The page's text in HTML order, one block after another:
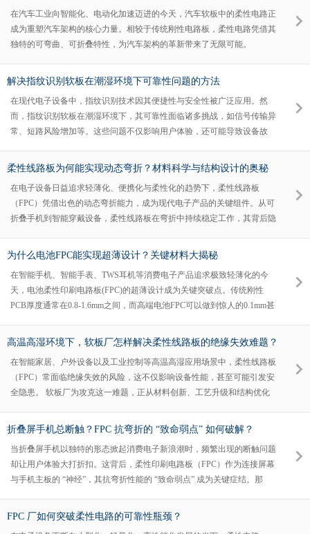
在汽车工业向智能化、电动化加速迈进的今天，汽车软板中的柔性电路正
成为重塑汽车架构的核心力量。相较于传统刚性电路板，柔性电路凭借其
独特的可弯曲、可折叠特性，为汽车架构的革新带来了无限可能。
解决指纹识别软板在潮湿环境下可靠性问题的方法
在现代电子设备中，指纹识别技术因其便捷性与安全性被广泛应用。然
而，指纹识别软板在潮湿环境下，其可靠性面临诸多挑战，如信号传输异
常、短路风险增加等。这些问题不仅影响用户体验，还可能导致设备故
柔性线路板为何能实现动态弯折？材料科学与结构设计的奥秘
在电子设备日益追求轻薄化、便携化与柔性化的趋势下，柔性线路板
（FPC）凭借出色的动态弯折能力，成为现代电子产品的关键组件。从可
折叠手机到智能穿戴设备，柔性线路板在弯折中持续稳定工作，其背后隐
为什么电池FPC能实现超薄设计？关键材料大揭秘
在智能手机、智能手表、TWS耳机等消费电子产品追求极致轻薄化的今
天，电池柔性印刷电路板(FPC)的超薄设计成为关键突破点。传统刚性
PCB厚度通常在0.8-1.6mm之间，而高端电池FPC可以做到惊人的0.1mm甚
设计的三大关键材料及其创新工艺。
高温高湿环境下，软板厂怎样解决柔性线路板的绝缘失效难题？
在智能家居、户外设备以及工业控制等高温高湿应用场景中，柔性线路板
（FPC）常面临绝缘失效的风险，这不仅影响设备性能，甚至可能引发安
全隐患。 软板厂为攻克这一难题，正从材料创新、工艺升级和结构优化
折叠屏手机总断触？FPC 抗弯折的 “致命弱点” 如何破解？
当折叠屏手机以独特的形态掀起消费电子新浪潮时，频繁出现的断触问题
却让用户体验大打折扣。这背后，柔性印刷电路板（FPC）作为连接屏幕
与手机主板的 “神经”，其抗弯折性能的 “致命弱点” 成为关键症结。那
FPC 厂如何突破柔性电路的可靠性瓶颈？